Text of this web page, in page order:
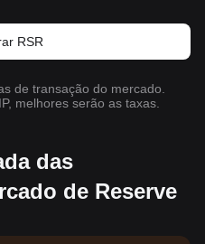
RSR
de transação do mercado.
melhores serão as taxas.
das
de Reserve